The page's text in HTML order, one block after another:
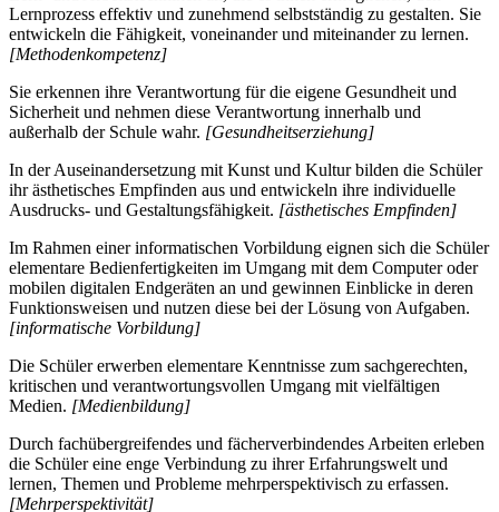
Lernprozess effektiv und zunehmend selbstständig zu gestalten. Sie
entwickeln die Fähigkeit, voneinander und miteinander zu lernen.
[Methodenkompetenz]
Sie erkennen ihre Verantwortung für die eigene Gesundheit und
Sicherheit und nehmen diese Verantwortung innerhalb und
außerhalb der Schule wahr. [Gesundheitserziehung]
In der Auseinandersetzung mit Kunst und Kultur bilden die Schüler
ihr ästhetisches Empfinden aus und entwickeln ihre individuelle
Ausdrucks- und Gestaltungsfähigkeit. [ästhetisches Empfinden]
Im Rahmen einer informatischen Vorbildung eignen sich die Schüler
elementare Bedienfertigkeiten im Umgang mit dem Computer oder
mobilen digitalen Endgeräten an und gewinnen Einblicke in deren
Funktionsweisen und nutzen diese bei der Lösung von Aufgaben.
[informatische Vorbildung]
Die Schüler erwerben elementare Kenntnisse zum sachgerechten,
kritischen und verantwortungsvollen Umgang mit vielfältigen
Medien. [Medienbildung]
Durch fachübergreifendes und fächerverbindendes Arbeiten erleben
die Schüler eine enge Verbindung zu ihrer Erfahrungswelt und
lernen, Themen und Probleme mehrperspektivisch zu erfassen.
[Mehrperspektivität]